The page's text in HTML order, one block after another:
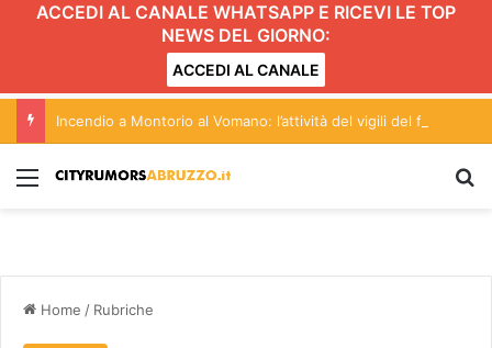
ACCEDI AL CANALE WHATSAPP E RICEVI LE TOP
NEWS DEL GIORNO:
ACCEDI AL CANALE
Menu
Home / Rubriche